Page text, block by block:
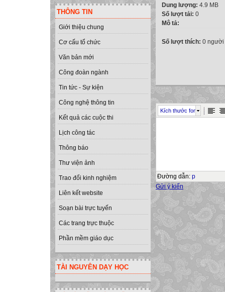
THÔNG TIN
Giới thiệu chung
Cơ cấu tổ chức
Văn bản mới
Công đoàn ngành
Tin tức - Sự kiện
Công nghệ thông tin
Kết quả các cuộc thi
Lịch công tác
Thông báo
Thư viện ảnh
Trao đổi kinh nghiệm
Liên kết website
Soạn bài trực tuyến
Các trang trực thuộc
Phần mềm giáo dục
TÀI NGUYÊN DẠY HỌC
Dung lượng: 4.9 MB
Số lượt tải: 0
Mô tả:
Số lượt thích: 0 người
Kích thước font
Đường dẫn: p
Gửi ý kiến